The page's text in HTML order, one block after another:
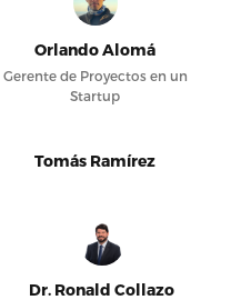
Orlando Alomá
Gerente de Proyectos en un
Startup
Tomás Ramírez
Dr. Ronald Collazo